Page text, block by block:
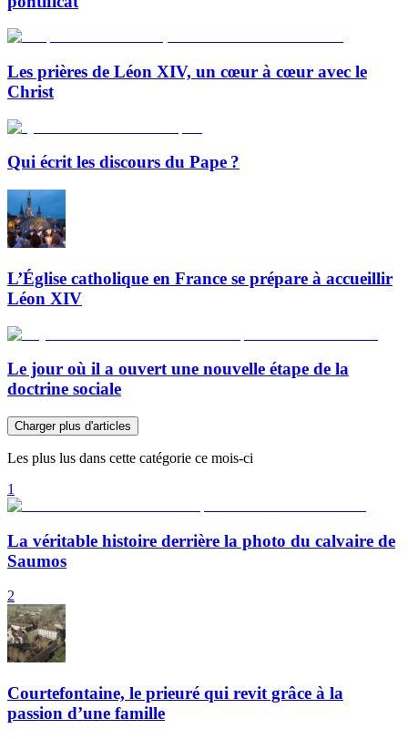
Les prières de Léon XIV, un cœur à cœur avec le
Christ
Qui écrit les discours du Pape ?
L’Église catholique en France se prépare à accueillir
Léon XIV
Le jour où il a ouvert une nouvelle étape de la
doctrine sociale
Charger plus d'articles
Les plus lus dans cette catégorie ce mois-ci
1
La véritable histoire derrière la photo du calvaire de
Saumos
2
Courtefontaine, le prieuré qui revit grâce à la
passion d’une famille